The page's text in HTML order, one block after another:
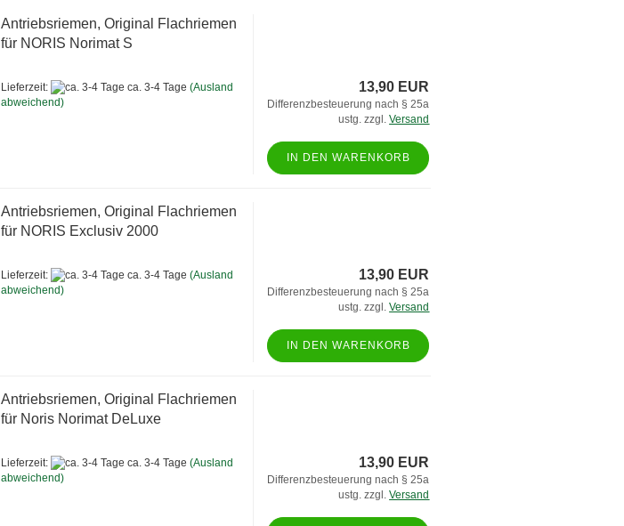
Antriebsriemen, Original Flachriemen
für NORIS Norimat S
Lieferzeit: ca. 3-4 Tage (Ausland
abweichend)
13,90 EUR
Differenzbesteuerung nach § 25a
ustg. zzgl.Versand
IN DEN WARENKORB
Antriebsriemen, Original Flachriemen
für NORIS Exclusiv 2000
Lieferzeit: ca. 3-4 Tage (Ausland
abweichend)
13,90 EUR
Differenzbesteuerung nach § 25a
ustg. zzgl.Versand
IN DEN WARENKORB
Antriebsriemen, Original Flachriemen
für Noris Norimat DeLuxe
Lieferzeit: ca. 3-4 Tage (Ausland
abweichend)
13,90 EUR
Differenzbesteuerung nach § 25a
ustg. zzgl.Versand